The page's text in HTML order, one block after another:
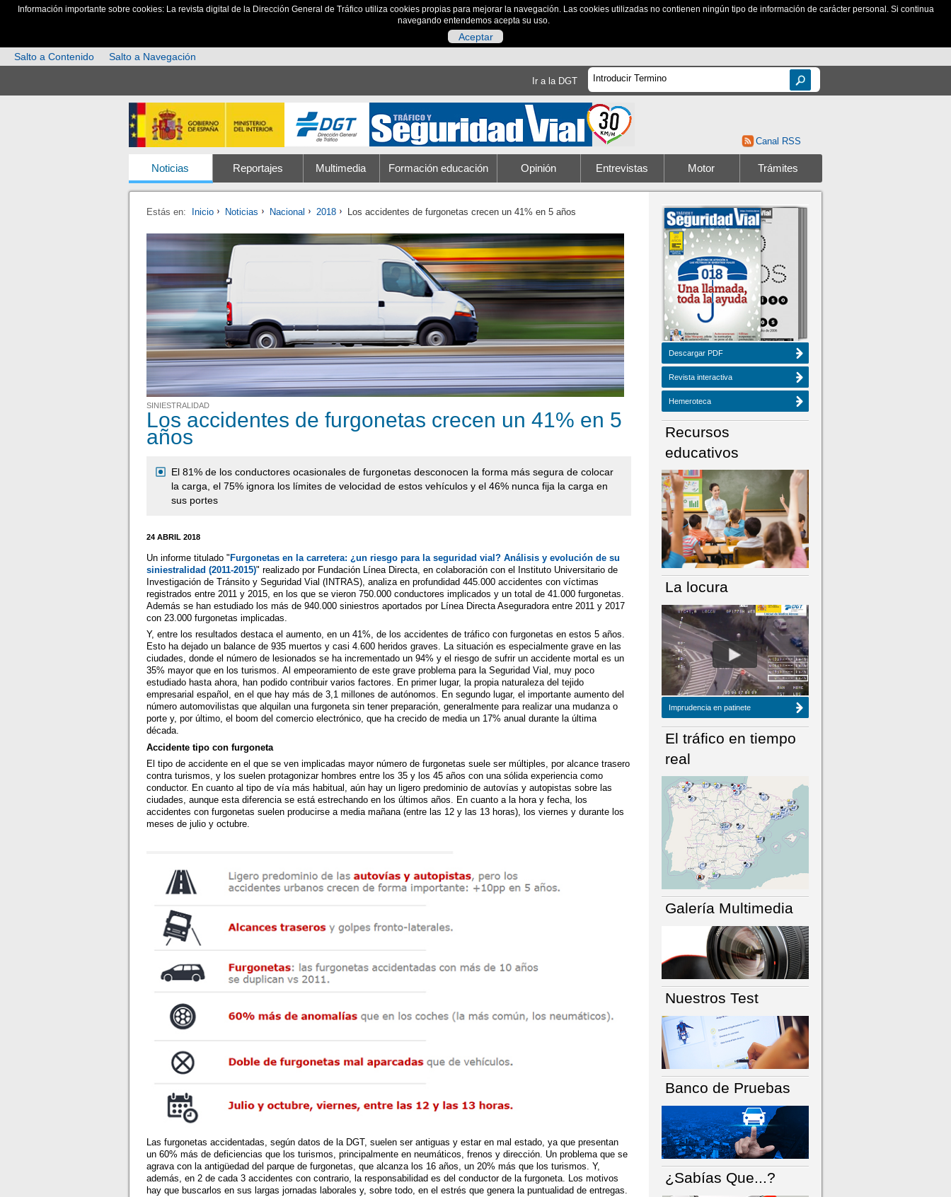
Información importante sobre cookies: La revista digital de la Dirección General de Tráfico utiliza cookies propias para mejorar la navegación. Las cookies utilizadas no contienen ningún tipo de información de carácter personal. Si continua
navegando entendemos acepta su uso.
Aceptar
Salto a Contenido
Salto a Navegación
Ir a la DGT
Canal RSS
Noticias Reportajes Multimedia Formación educación Opinión Entrevistas Motor Trámites
Estás en: Inicio Noticias Nacional 2018 Los accidentes de furgonetas crecen un 41% en 5 años
SINIESTRALIDAD
Los accidentes de furgonetas crecen un 41% en 5
años
El 81% de los conductores ocasionales de furgonetas desconocen la forma más segura de colocar
la carga, el 75% ignora los límites de velocidad de estos vehículos y el 46% nunca fija la carga en
sus portes
24 ABRIL 2018
Un informe titulado " Furgonetas en la carretera: ¿un riesgo para la seguridad vial? Análisis y evolución de su
siniestralidad (2011-2015)" realizado por Fundación Línea Directa, en colaboración con el Instituto Universitario de
Investigación de Tránsito y Seguridad Vial (INTRAS), analiza en profundidad 445.000 accidentes con víctimas
registrados entre 2011 y 2015, en los que se vieron 750.000 conductores implicados y un total de 41.000 furgonetas.
Además se han estudiado los más de 940.000 siniestros aportados por Línea Directa Aseguradora entre 2011 y 2017
con 23.000 furgonetas implicadas.
Y, entre los resultados destaca el aumento, en un 41%, de los accidentes de tráfico con furgonetas en estos 5 años.
Esto ha dejado un balance de 935 muertos y casi 4.600 heridos graves. La situación es especialmente grave en las
ciudades, donde el número de lesionados se ha incrementado un 94% y el riesgo de sufrir un accidente mortal es un
35% mayor que en los turismos. Al empeoramiento de este grave problema para la Seguridad Vial, muy poco
estudiado hasta ahora, han podido contribuir varios factores. En primer lugar, la propia naturaleza del tejido
empresarial español, en el que hay más de 3,1 millones de autónomos. En segundo lugar, el importante aumento del
número automovilistas que alquilan una furgoneta sin tener preparación, generalmente para realizar una mudanza o
porte y, por último, el boom del comercio electrónico, que ha crecido de media un 17% anual durante la última
década.
Accidente tipo con furgoneta
El tipo de accidente en el que se ven implicadas mayor número de furgonetas suele ser múltiples, por alcance trasero
contra turismos, y los suelen protagonizar hombres entre los 35 y los 45 años con una sólida experiencia como
conductor. En cuanto al tipo de vía más habitual, aún hay un ligero predominio de autovías y autopistas sobre las
ciudades, aunque esta diferencia se está estrechando en los últimos años. En cuanto a la hora y fecha, los
accidentes con furgonetas suelen producirse a media mañana (entre las 12 y las 13 horas), los viernes y durante los
meses de julio y octubre.
Las furgonetas accidentadas, según datos de la DGT, suelen ser antiguas y estar en mal estado, ya que presentan
un 60% más de deficiencias que los turismos, principalmente en neumáticos, frenos y dirección. Un problema que se
agrava con la antigüedad del parque de furgonetas, que alcanza los 16 años, un 20% más que los turismos. Y,
además, en 2 de cada 3 accidentes con contrario, la responsabilidad es del conductor de la furgoneta. Los motivos
hay que buscarlos en sus largas jornadas laborales y, sobre todo, en el estrés que genera la puntualidad de entregas.
NÚMERO ACTUAL HEMEROTECA
Descargar PDF
Revista interactiva
Hemeroteca
Recursos
educativos
La locura
Imprudencia en patinete
El tráfico en tiempo
real
Galería Multimedia
Nuestros Test
Banco de Pruebas
¿Sabías Que...?